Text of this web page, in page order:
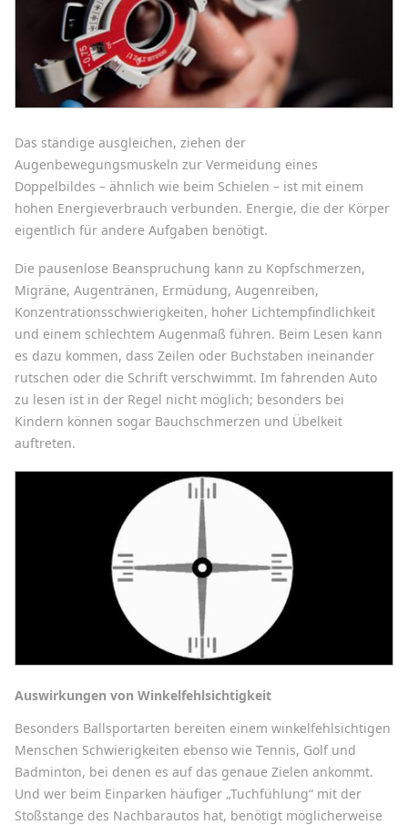
Das ständige ausgleichen, ziehen der
Augenbewegungsmuskeln zur Vermeidung eines
Doppelbildes – ähnlich wie beim Schielen – ist mit einem
hohen Energieverbrauch verbunden. Energie, die der Körper
eigentlich für andere Aufgaben benötigt.
Die pausenlose Beanspruchung kann zu Kopfschmerzen,
Migräne, Augentränen, Ermüdung, Augenreiben,
Konzentrationsschwierigkeiten, hoher Lichtempfindlichkeit
und einem schlechtem Augenmaß führen. Beim Lesen kann
es dazu kommen, dass Zeilen oder Buchstaben ineinander
rutschen oder die Schrift verschwimmt. Im fahrenden Auto
zu lesen ist in der Regel nicht möglich; besonders bei
Kindern können sogar Bauchschmerzen und Übelkeit
auftreten.
Auswirkungen von Winkelfehlsichtigkeit
Besonders Ballsportarten bereiten einem winkelfehlsichtigen
Menschen Schwierigkeiten ebenso wie Tennis, Golf und
Badminton, bei denen es auf das genaue Zielen ankommt.
Und wer beim Einparken häufiger „Tuchfühlung“ mit der
Stoßstange des Nachbarautos hat, benötigt möglicherweise